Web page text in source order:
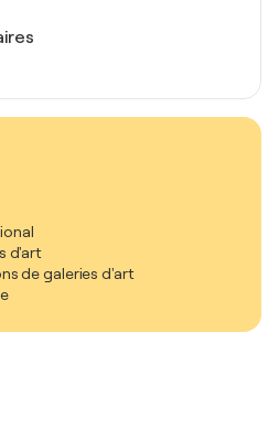
d'art
de galeries d'art